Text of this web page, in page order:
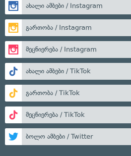
ახალი ამბები / Instagram
გართობა / Instagram
მეცნიერება / Instagram
ახალი ამბები / TikTok
გართობა / TikTok
მეცნიერება / TikTok
ბოლო ამბები / Twitter